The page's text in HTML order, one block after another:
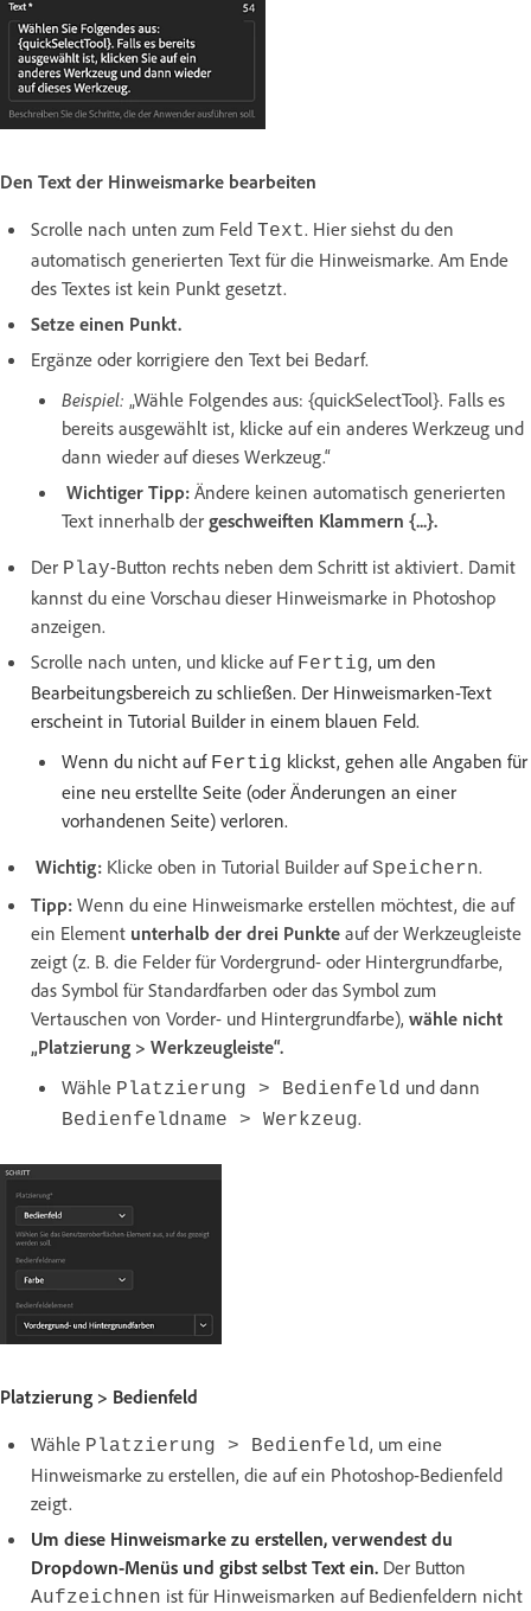
Den Text der Hinweismarke bearbeiten
Scrolle nach unten zum Feld Text. Hier siehst du den
automatisch generierten Text für die Hinweismarke. Am Ende
des Textes ist kein Punkt gesetzt.
Setze einen Punkt.
Ergänze oder korrigiere den Text bei Bedarf.
Beispiel: „Wähle Folgendes aus: {quickSelectTool}. Falls es
bereits ausgewählt ist, klicke auf ein anderes Werkzeug und
dann wieder auf dieses Werkzeug.“
Wichtiger Tipp: Ändere keinen automatisch generierten
Text innerhalb der geschweiften Klammern {...}.
Der Play-Button rechts neben dem Schritt ist aktiviert. Damit
kannst du eine Vorschau dieser Hinweismarke in Photoshop
anzeigen.
Scrolle nach unten, und klicke auf Fertig, um den
Bearbeitungsbereich zu schließen. Der Hinweismarken-Text
erscheint in Tutorial Builder in einem blauen Feld.
Wenn du nicht auf Fertig klickst, gehen alle Angaben für
eine neu erstellte Seite (oder Änderungen an einer
vorhandenen Seite) verloren.
Wichtig: Klicke oben in Tutorial Builder aufSpeichern.
Tipp: Wenn du eine Hinweismarke erstellen möchtest, die auf
ein Element unterhalb der drei Punkte auf der Werkzeugleiste
zeigt (z. B. die Felder für Vordergrund- oder Hintergrundfarbe,
das Symbol für Standardfarben oder das Symbol zum
Vertauschen von Vorder- und Hintergrundfarbe), wähle nicht
„Platzierung > Werkzeugleiste“.
Wähle Platzierung > Bedienfeld und dann
Bedienfeldname > Werkzeug.
Platzierung > Bedienfeld
Wähle Platzierung > Bedienfeld, um eine
Hinweismarke zu erstellen, die auf ein Photoshop-Bedienfeld
zeigt.
Um diese Hinweismarke zu erstellen, verwendest du
Dropdown-Menüs und gibst selbst Text ein. Der Button
Aufzeichnen ist für Hinweismarken auf Bedienfeldern nicht